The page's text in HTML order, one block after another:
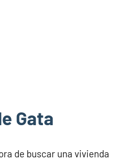
Gata
de buscar una vivienda